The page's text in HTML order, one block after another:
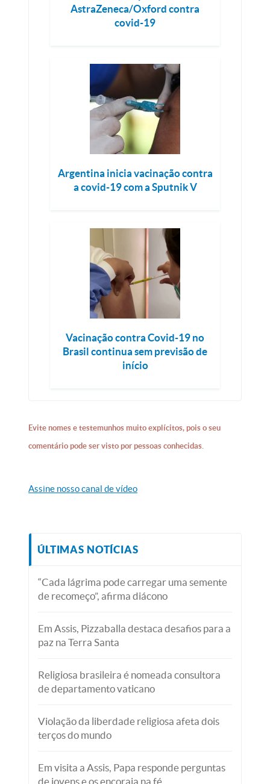
AstraZeneca/Oxford contra
covid-19
Argentina inicia vacinação contra
a covid-19 com a Sputnik V
Vacinação contra Covid-19 no
Brasil continua sem previsão de
início
Evite nomes e testemunhos muito explícitos, pois o seu
comentário pode ser visto por pessoas conhecidas.
Assine nosso canal de vídeo
ÚLTIMAS NOTÍCIAS
“Cada lágrima pode carregar uma semente
de recomeço”, afirma diácono
Em Assis, Pizzaballa destaca desafios para a
paz na Terra Santa
Religiosa brasileira é nomeada consultora
de departamento vaticano
Violação da liberdade religiosa afeta dois
terços do mundo
Em visita a Assis, Papa responde perguntas
de jovens e os encoraja na fé